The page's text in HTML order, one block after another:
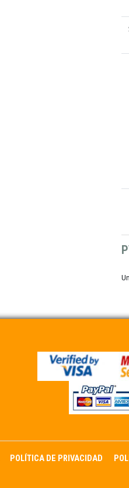
POLÍTICA DE PRIVACIDAD